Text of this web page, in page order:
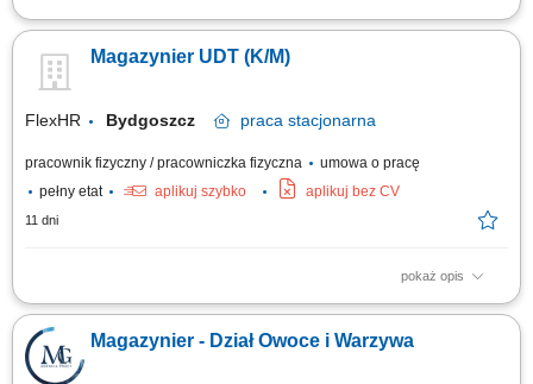
Kompletowanie i przygotowywanie zamówień do wydania lub wysyłki.
Rozmieszczanie produktów zgodnie z obowiązującymi zasadami
magazynowania. Monitorowanie stanów magazynowych oraz udział w
Magazynier UDT (K/M)
FlexHR Bydgoszcz praca stacjonarna
pracownik fizyczny / pracowniczka fizyczna
umowa o pracę
pełny etat
aplikuj szybko aplikuj bez CV
11 dni
pokaż opis
Obsługa wózka widłowego;Załadunek i rozładunek;Przyjmowanie oraz
wydawanie towaru;Dostarczanie materiałów na produkcję;
Magazynier - Dział Owoce i Warzywa